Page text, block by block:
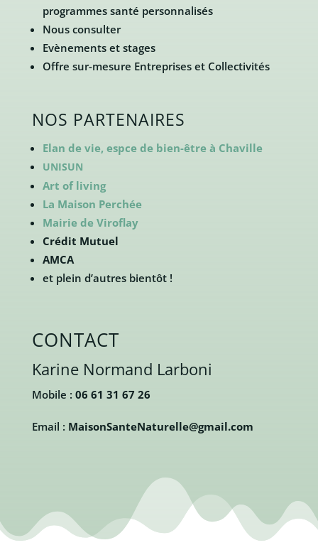
programmes santé personnalisés
Nous consulter
Evènements et stages
Offre sur-mesure Entreprises et Collectivités
NOS PARTENAIRES
Elan de vie, espce de bien-être à Chaville
UNISUN
Art of living
La Maison Perchée
Mairie de Viroflay
Crédit Mutuel
AMCA
et plein d’autres bientôt !
CONTACT
Karine Normand Larboni
Mobile : 06 61 31 67 26
Email : MaisonSanteNaturelle@gmail.com